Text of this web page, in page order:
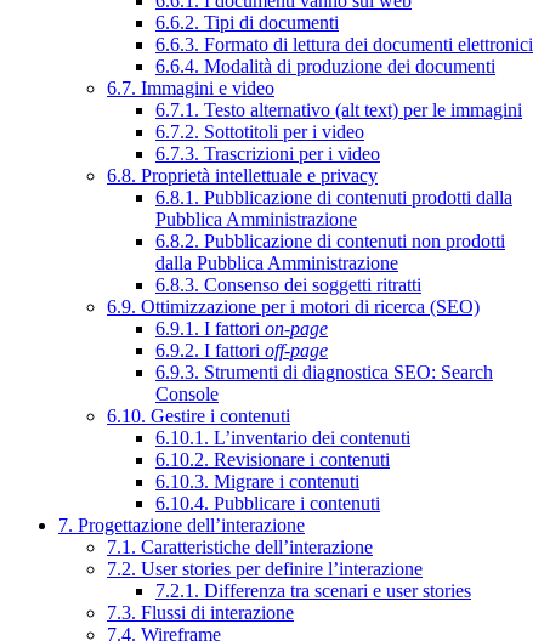
6.6.2. Tipi di documenti
6.6.3. Formato di lettura dei documenti elettronici
6.6.4. Modalità di produzione dei documenti
6.7. Immagini e video
6.7.1. Testo alternativo (alt text) per le immagini
6.7.2. Sottotitoli per i video
6.7.3. Trascrizioni per i video
6.8. Proprietà intellettuale e privacy
6.8.1. Pubblicazione di contenuti prodotti dalla
Pubblica Amministrazione
6.8.2. Pubblicazione di contenuti non prodotti
dalla Pubblica Amministrazione
6.8.3. Consenso dei soggetti ritratti
6.9. Ottimizzazione per i motori di ricerca (SEO)
6.9.1. I fattori on-page
6.9.2. I fattori off-page
6.9.3. Strumenti di diagnostica SEO: Search
Console
6.10. Gestire i contenuti
6.10.1. L’inventario dei contenuti
6.10.2. Revisionare i contenuti
6.10.3. Migrare i contenuti
6.10.4. Pubblicare i contenuti
7. Progettazione dell’interazione
7.1. Caratteristiche dell’interazione
7.2. User stories per definire l’interazione
7.2.1. Differenza tra scenari e user stories
7.3. Flussi di interazione
7.4. Wireframe